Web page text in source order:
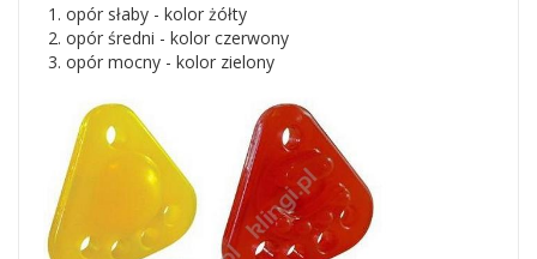
opór słaby - kolor żółty
opór średni - kolor czerwony
opór mocny - kolor zielony